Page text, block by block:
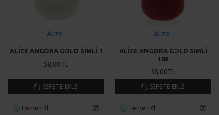
Alize
ALIZE ANGORA GOLD SIMLI 1
58,00TL
SEPETE EKLE
Hemen Al
Alize
ALIZE ANGORA GOLD SIMLI
106
58,00TL
SEPETE EKLE
Hemen Al